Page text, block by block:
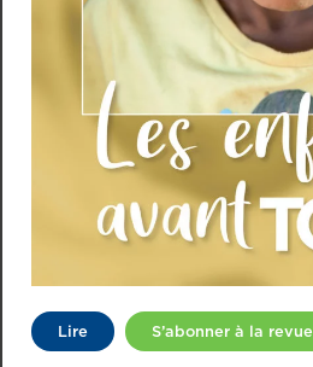
Lire S’abonner à la revue